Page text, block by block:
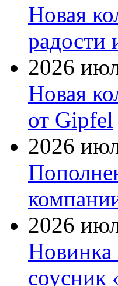
Новая
радости
2026
Новая
от Gipfel
2026
2026
Новинка
соусник